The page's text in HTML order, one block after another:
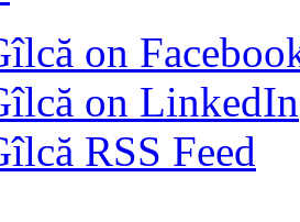
on
on LinkedIn
RSS Feed